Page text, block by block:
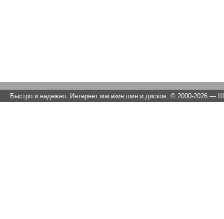
Быстро и надежно. Интернет магазин шин и дисков. © 2000-2026 —